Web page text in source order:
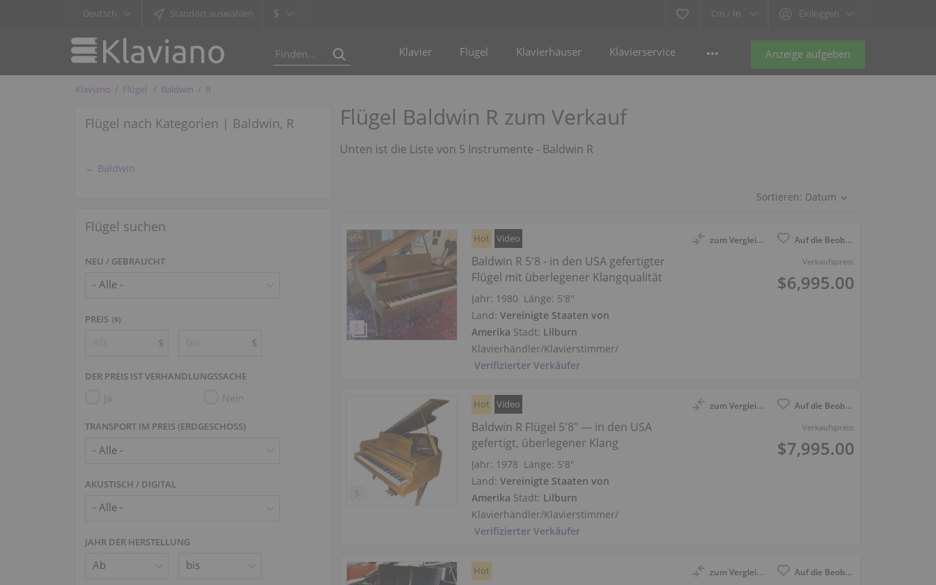
Deutsch Standort auswählen $ Cm / In Einloggen
Anzeige aufgeben
Klavier Flügel Klavierhäuser Klavierservice
Klaviano Flügel Baldwin R
Flügel nach Kategorien | Baldwin, R
← Baldwin
Flügel suchen
NEU / GEBRAUCHT
PREIS ($)
$ $
DER PREIS IST VERHANDLUNGSSACHE
Ja Nein
TRANSPORT IM PREIS (ERDGESCHOSS)
AKUSTISCH / DIGITAL
JAHR DER HERSTELLUNG
Flügel Baldwin R zum Verkauf
Unten ist die Liste von 5 Instrumente - Baldwin R
Sortieren: Datum
zum Vergleich anmelden Auf die Beobachtungsliste
Verkaufspreis:
$6,995.00
Hot Video
Baldwin R 5'8 - in den USA gefertigter
Flügel mit überlegener Klangqualität
Jahr: 1980 Länge: 5′8″
Land:Vereinigte Staaten von
Amerika Stadt: Lilburn
Klavierhändler/Klavierstimmer/
Verifizierter Verkäufer
zum Vergleich anmelden Auf die Beobachtungsliste
Verkaufspreis:
$7,995.00
Hot Video
Baldwin R Flügel 5'8" — in den USA
gefertigt, überlegener Klang
Jahr: 1978 Länge: 5′8″
Land:Vereinigte Staaten von
Amerika Stadt: Lilburn
Klavierhändler/Klavierstimmer/
Verifizierter Verkäufer
zum Vergleich anmelden Auf die Beobachtungsliste
Hot